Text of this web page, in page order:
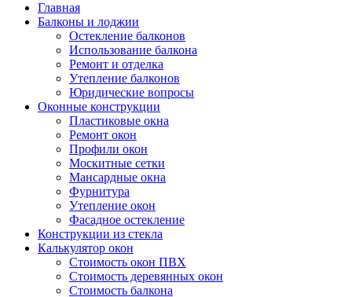
Главная
Балконы и лоджии
Остекление балконов
Использование балкона
Ремонт и отделка
Утепление балконов
Юридические вопросы
Оконные конструкции
Пластиковые окна
Ремонт окон
Профили окон
Москитные сетки
Мансардные окна
Фурнитура
Утепление окон
Фасадное остекление
Конструкции из стекла
Калькулятор окон
Стоимость окон ПВХ
Стоимость деревянных окон
Стоимость балкона